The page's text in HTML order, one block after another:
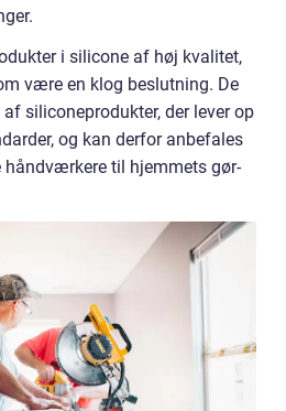
i silicone af høj kvalitet,
være en klog beslutning. De
siliconeprodukter, der lever op
og kan derfor anbefales
til hjemmets gør-